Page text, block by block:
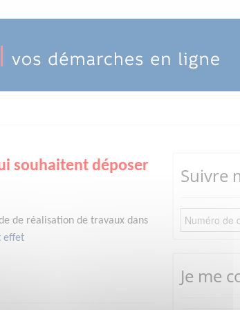
souhaitent déposer
de réalisation de travaux dans
effet
Suivre
Je me